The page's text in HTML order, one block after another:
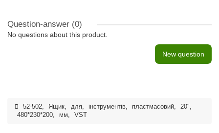
Question-answer (0)
No questions about this product.
New question
52-502, Ящик, для, інструментів, пластмасовий, 20",
480*230*200, мм, VST